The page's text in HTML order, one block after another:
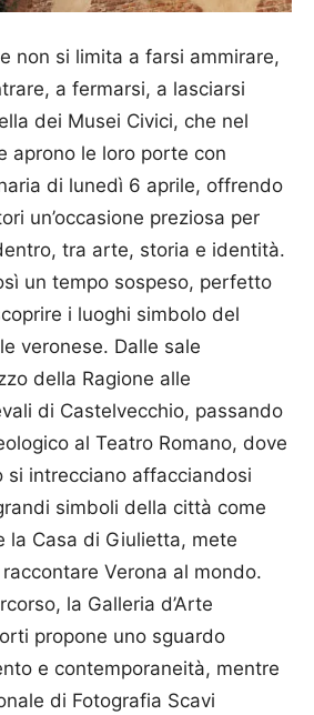
non si limita a farsi ammirare,
a fermarsi, a lasciarsi
dei Musei Civici, che nel
aprono le loro porte con
di lunedì 6 aprile, offrendo
un’occasione preziosa per
tra arte, storia e identità.
un tempo sospeso, perfetto
i luoghi simbolo del
veronese. Dalle sale
della Ragione alle
di Castelvecchio, passando
al Teatro Romano, dove
si intrecciano affacciandosi
simboli della città come
la Casa di Giulietta, mete
Verona al mondo.
la Galleria d’Arte
propone uno sguardo
e contemporaneità, mentre
di Fotografia Scavi